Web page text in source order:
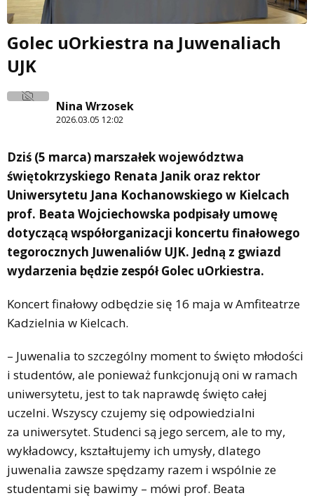
Golec uOrkiestra na Juwenaliach
UJK
Nina Wrzosek
2026.03.05 12:02
Dziś (5 marca) marszałek województwa
świętokrzyskiego Renata Janik oraz rektor
Uniwersytetu Jana Kochanowskiego w Kielcach
prof. Beata Wojciechowska podpisały umowę
dotyczącą współorganizacji koncertu finałowego
tegorocznych Juwenaliów UJK. Jedną z gwiazd
wydarzenia będzie zespół Golec uOrkiestra.
Koncert finałowy odbędzie się 16 maja w Amfiteatrze
Kadzielnia w Kielcach.
– Juwenalia to szczególny moment to święto młodości
i studentów, ale ponieważ funkcjonują oni w ramach
uniwersytetu, jest to tak naprawdę święto całej
uczelni. Wszyscy czujemy się odpowiedzialni
za uniwersytet. Studenci są jego sercem, ale to my,
wykładowcy, kształtujemy ich umysły, dlatego
juwenalia zawsze spędzamy razem i wspólnie ze
studentami się bawimy – mówi prof. Beata